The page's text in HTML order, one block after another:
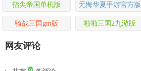
指尖帝国单机版 无悔华夏手游官方版
骑战三国gm版 啪啪三国2九游版
网友评论